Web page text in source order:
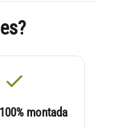
montada